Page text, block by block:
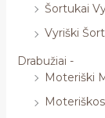
Šortukai
Vyriški
Drabužiai -
Moteriški